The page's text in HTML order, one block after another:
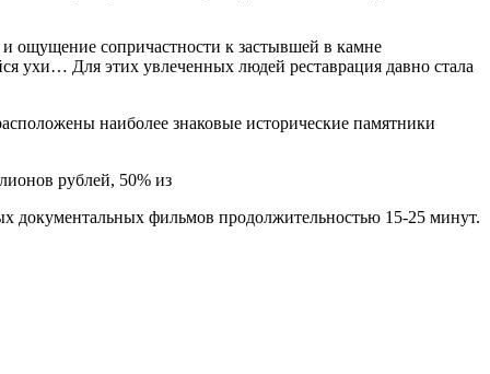
ощущение сопричастности к застывшей в камне
ухи… Для этих увлеченных людей реставрация давно стала
наиболее знаковые исторические памятники
рублей, 50% из
документальных фильмов продолжительностью 15-25 минут.